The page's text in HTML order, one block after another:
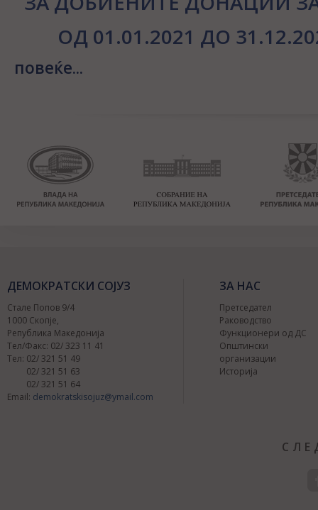
ОД 01.01.2021 ДО
повеќе...
ДЕМОКРАТСКИ СОЈУЗ
Стале Попов 9/4
1000 Скопје,
Република Македонија
Тел/Факс: 02/ 323 11 41
Тел: 02/ 321 51 49
02/ 321 51 63
02/ 321 51 64
Email: demokratskisojuz@ymail.com
ЗА НАС
Претседател
Раководство
Функционери од ДС
Општински
организации
Историја